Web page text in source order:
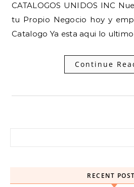
CATALOGOS UNIDOS INC
tu Propio Negocio hoy y
Catalogo Ya esta aqui lo
Continue
RECENT